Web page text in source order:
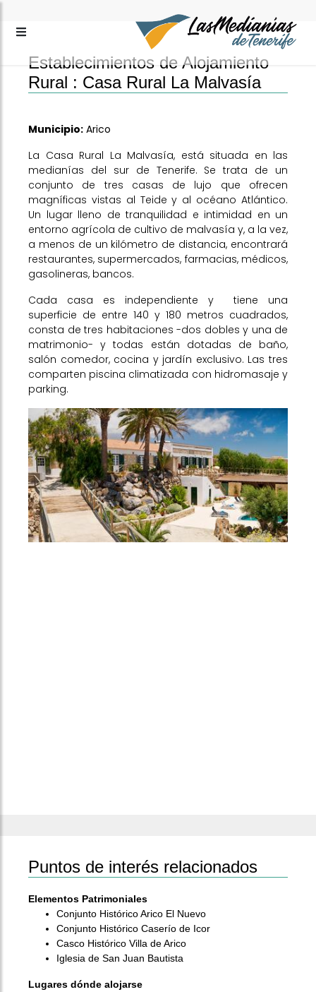
Establecimientos de Alojamiento
Rural : Casa Rural La Malvasía
Municipio: Arico
La Casa Rural La Malvasía, está situada en las
medianías del sur de Tenerife. Se trata de un
conjunto de tres casas de lujo que ofrecen
magníficas vistas al Teide y al océano Atlántico.
Un lugar lleno de tranquilidad e intimidad en un
entorno agrícola de cultivo de malvasía y, a la vez,
a menos de un kilómetro de distancia, encontrará
restaurantes, supermercados, farmacias, médicos,
gasolineras, bancos.
Cada casa es independiente y tiene una
superficie de entre 140 y 180 metros cuadrados,
consta de tres habitaciones -dos dobles y una de
matrimonio- y todas están dotadas de baño,
salón comedor, cocina y jardín exclusivo. Las tres
comparten piscina climatizada con hidromasaje y
parking.
Puntos de interés relacionados
Elementos Patrimoniales
Conjunto Histórico Arico El Nuevo
Conjunto Histórico Caserío de Icor
Casco Histórico Villa de Arico
Iglesia de San Juan Bautista
Lugares dónde alojarse